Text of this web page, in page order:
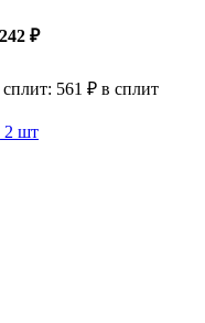
₽
561 ₽ в сплит
2 шт